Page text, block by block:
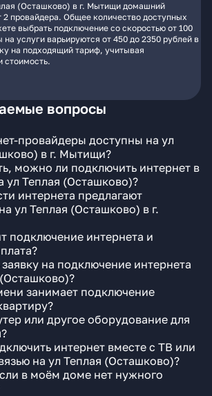
(Осташково) в г. Мытищи домашний
2 провайдера. Общее количество доступных
выбрать подключение со скоростью от 100
услуги варьируются от 450 до 2350 рублей в
на подходящий тариф, учитывая
стоимость.
вопросы
провайдеры доступны на ул
в г. Мытищи?
можно ли подключить интернет в
ул Теплая (Осташково)?
интернета предлагают
ул Теплая (Осташково) в г.
подключение интернета и
заявку на подключение интернета
занимает подключение
или другое оборудование для
интернет вместе с ТВ или
на ул Теплая (Осташково)?
в моём доме нет нужного